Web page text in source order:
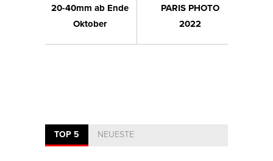
20-40mm ab Ende
Oktober
PARIS PHOTO
2022
TOP 5 NEUESTE